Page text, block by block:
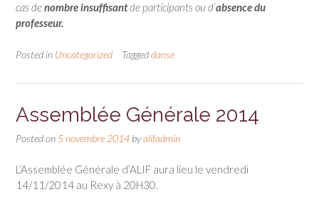
cas denombre insuffisantde participants ou d’absence du
professeur.
Posted in Uncategorized Taggeddanse
Assemblée Générale 2014
Posted on 5 novembre 2014 byalifadmin
L’Assemblée Générale d’ALIF aura lieu le vendredi
14/11/2014 au Rexy à 20H30.